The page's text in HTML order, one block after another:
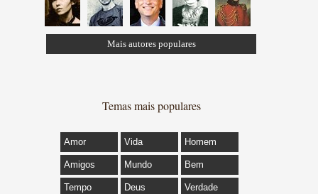
Mais autores populares
Temas mais populares
Amor Vida Homem
Amigos Mundo Bem
Tempo Deus Verdade